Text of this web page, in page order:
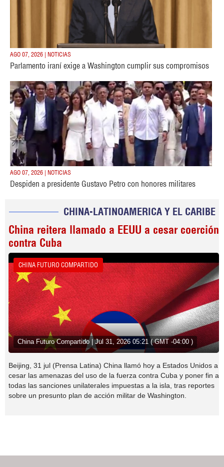
AGO 07, 2026 | NOTICIAS
Parlamento iraní exige a Washington cumplir sus compromisos
AGO 07, 2026 | NOTICIAS
Despiden a presidente Gustavo Petro con honores militares
CHINA-LATINOAMERICA Y EL CARIBE
China reitera llamado a EEUU a cesar coerción
contra Cuba
CHINA FUTURO COMPARTIDO
China Futuro Compartido | Jul 31, 2026 05:21 ( GMT -04:00 )
Beijing, 31 jul (Prensa Latina) China llamó hoy a Estados Unidos a
cesar las amenazas del uso de la fuerza contra Cuba y poner fin a
todas las sanciones unilaterales impuestas a la isla, tras reportes
sobre un presunto plan de acción militar de Washington.